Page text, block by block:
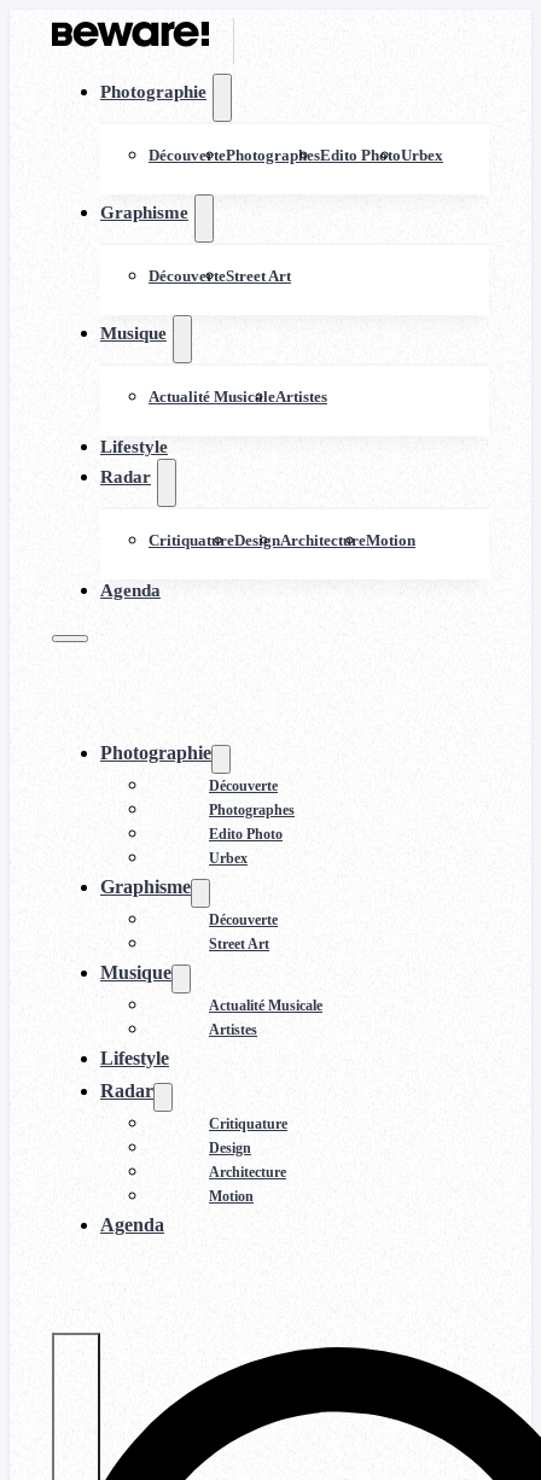
Photographie
DécouvertePhotographesEdito PhotoUrbex
Graphisme
DécouverteStreet Art
Musique
Actualité MusicaleArtistes
Lifestyle
Radar
CritiquatureDesignArchitectureMotion
Agenda
Photographie
Découverte
Photographes
Edito Photo
Urbex
Graphisme
Découverte
Street Art
Musique
Actualité Musicale
Artistes
Lifestyle
Radar
Critiquature
Design
Architecture
Motion
Agenda